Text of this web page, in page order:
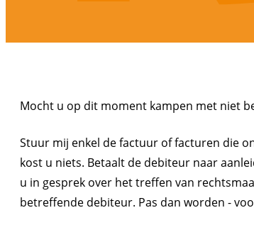
Mocht u op dit moment kampen met niet
Stuur mij enkel de factuur of facturen die
kost u niets. Betaalt de debiteur naar
u in gesprek over het treffen van
betreffende debiteur. Pas dan worden -